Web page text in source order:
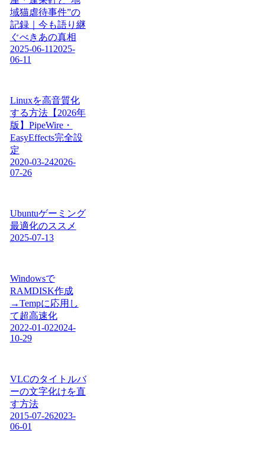
域猫虐待事件”の
記録｜今も語り継
ぐべきあの真相
2025-06-11 2025-
06-11
Linuxを高音質化
する方法【2026年
版】PipeWire・
EasyEffects完全設
定
2020-03-242026-
07-26
Ubuntuゲーミング
最適化のススメ
2025-07-13
Windowsで
RAMDISK作成
→Tempに応用し
て超高速化
2022-01-022024-
10-29
VLCのタイトルバ
ーの文字化けを直
す方法
2015-07-262023-
06-01